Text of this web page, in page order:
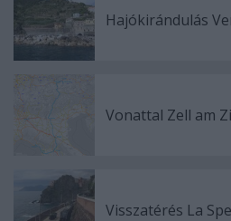
Hajókirándulás
Vonattal Zell am
Visszatérés La